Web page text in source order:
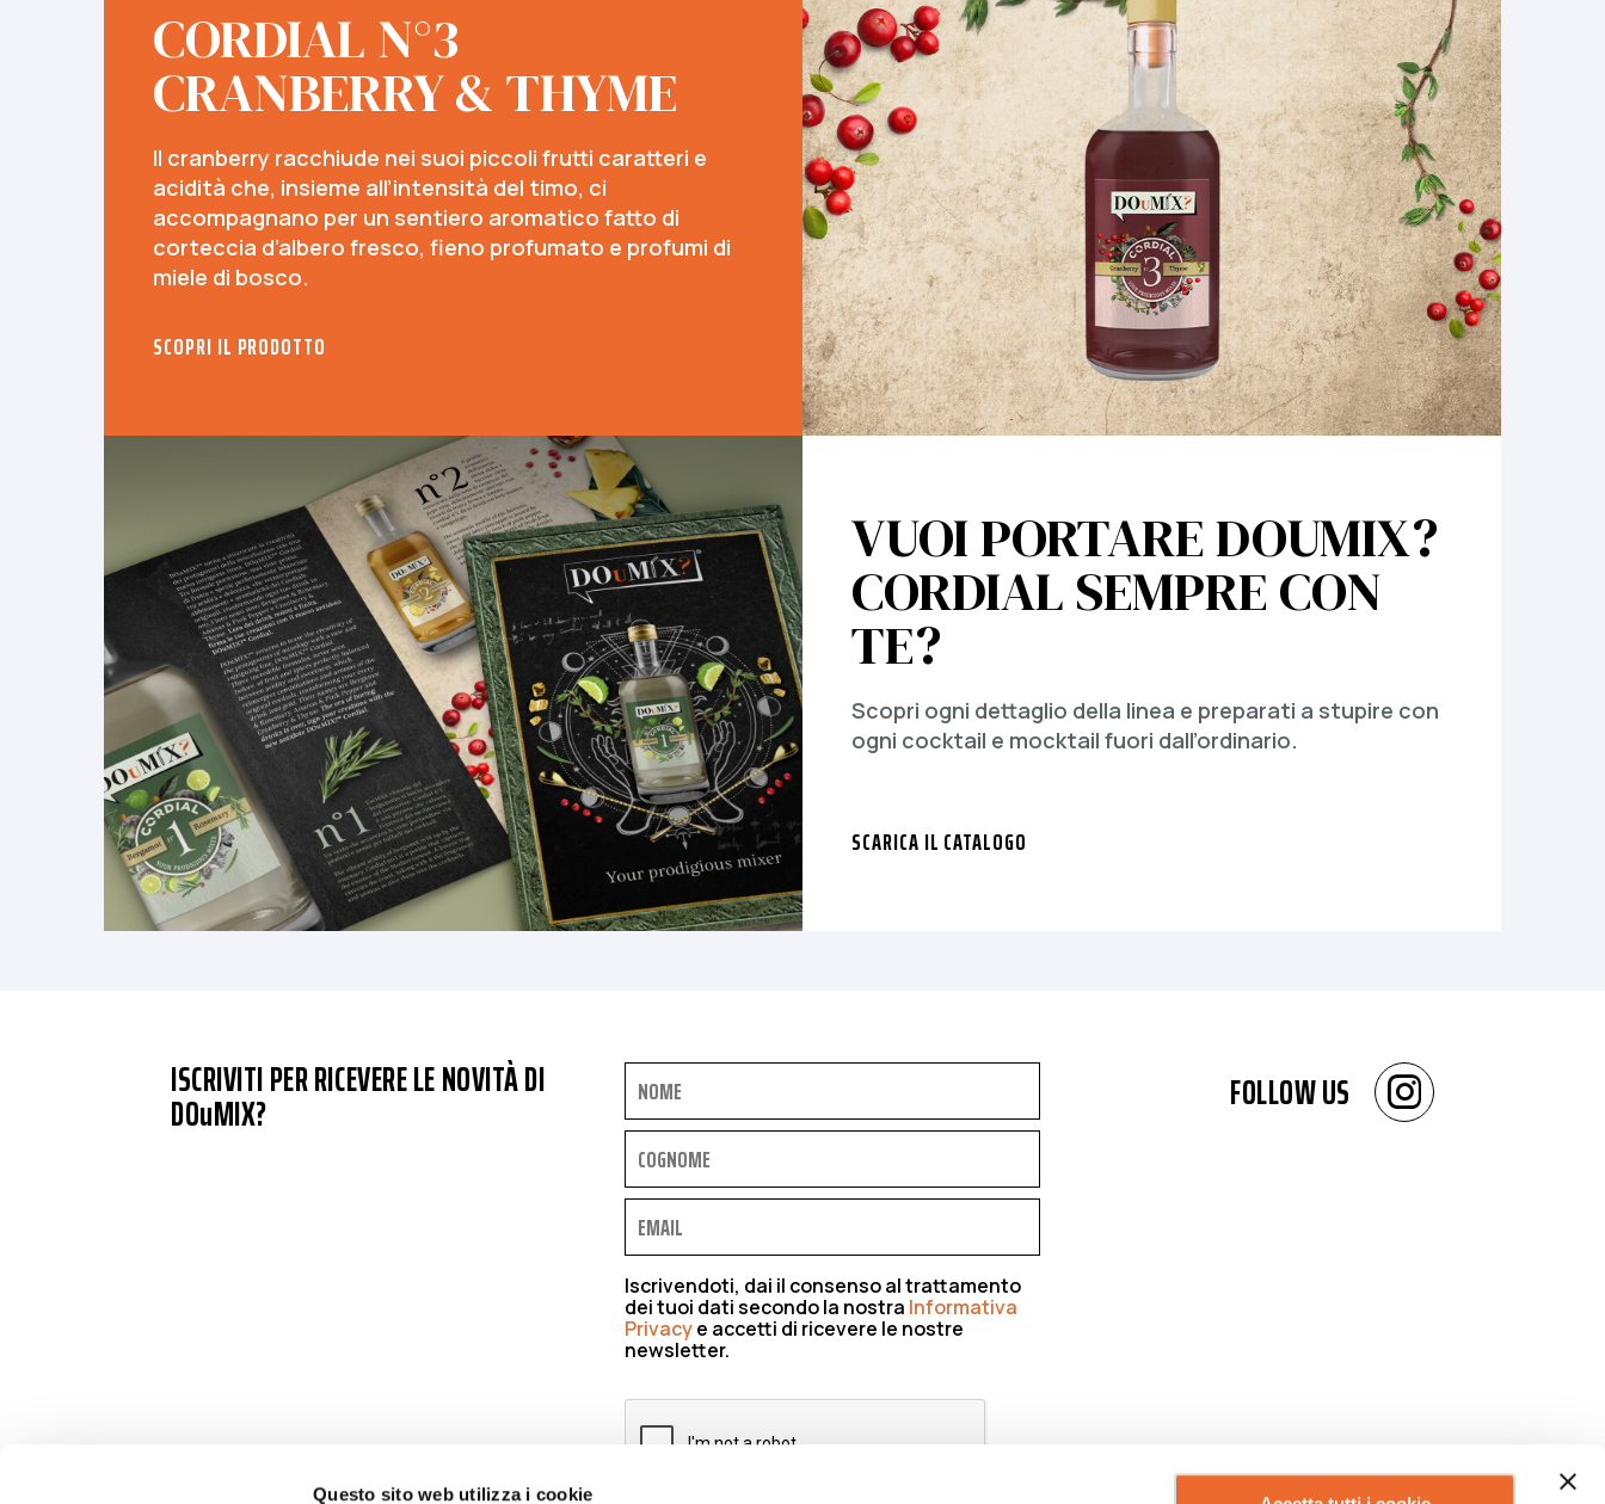
Questo sito web utilizza i cookie
CORDIAL N°3
CRANBERRY & THYME
Il cranberry racchiude nei suoi piccoli frutti caratteri e
acidità che, insieme all’intensità del timo, ci
accompagnano per un sentiero aromatico fatto di
corteccia d’albero fresco, fieno profumato e profumi di
miele di bosco.
SCOPRI IL PRODOTTO
VUOI PORTARE DOUMIX?
CORDIAL SEMPRE CON
TE?
Scopri ogni dettaglio della linea e preparati a stupire con
ogni cocktail e mocktail fuori dall’ordinario.
SCARICA IL CATALOGO
ISCRIVITI PER RICEVERE LE NOVITÀ DI
DOuMIX?
Iscrivendoti, dai il consenso al trattamento
dei tuoi dati secondo la nostra Informativa
Privacye accetti di ricevere le nostre
newsletter.
FOLLOW US